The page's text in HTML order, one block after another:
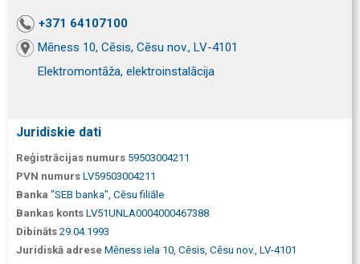
+371 64107100
Mēness 10, Cēsis, Cēsu nov., LV-4101
Elektromontāža, elektroinstalācija
Juridiskie dati
Reģistrācijas numurs 59503004211
PVN numurs LV59503004211
Banka "SEB banka", Cēsu filiāle
Bankas konts LV51UNLA0004000467388
Dibināts 29.04.1993
Juridiskā adrese Mēness iela 10, Cēsis, Cēsu nov., LV-4101